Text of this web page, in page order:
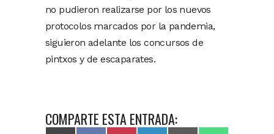
no pudieron realizarse por los nuevos
protocolos marcados por la pandemia,
siguieron adelante los concursos de
pintxos y de escaparates.
COMPARTE ESTA ENTRADA: